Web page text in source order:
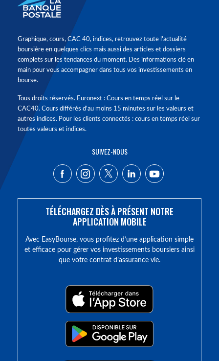
Graphique, cours, CAC 40, indices, retrouvez toute l'actualité
boursière en quelques clics mais aussi des articles et dossiers
complets sur les tendances du moment. Des informations clé en
main pour vous accompagner dans tous vos investissements en
bourse.
Tous droits réservés. Euronext : Cours en temps réel sur le
CAC40. Cours différés d'au moins 15 minutes sur les valeurs et
autres indices. Pour les clients connectés : cours en temps réel sur
toutes valeurs et indices.
SUIVEZ-NOUS
TÉLÉCHARGEZ DÈS À PRÉSENT NOTRE
APPLICATION MOBILE
Avec EasyBourse, vous profitez d’une application simple
et efficace pour gérer vos investissements boursiers ainsi
que votre contrat d’assurance vie.